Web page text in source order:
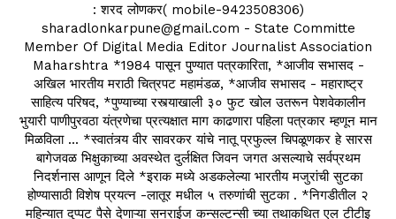
: शरद लोणकर( mobile-9423508306)
sharadlonkarpune@gmail.com - State Committe
Member Of Digital Media Editor Journalist Association
Maharshtra *1984 पासून पुण्यात पत्रकारिता, *आजीव सभासद -
अखिल भारतीय मराठी चित्रपट महामंडळ, *आजीव सभासद - महाराष्ट्र
साहित्य परिषद, *पुण्याच्या रस्त्याखाली ३० फुट खोल उतरून पेशवेकालीन
भुयारी पाणीपुरवठा यंत्रणेचा प्रत्यक्षात माग काढणारा पहिला पत्रकार म्हणून मान
मिळविला ... *स्वातंत्र्य वीर सावरकर यांचे नातू प्रफुल्ल चिपळूणकर हे सारस
बागेजवळ भिक्षुकाच्या अवस्थेत दुर्लक्षित जिवन जगत असल्याचे सर्वप्रथम
निदर्शनास आणून दिले *इराक मध्ये अडकलेल्या भारतीय मजुरांची सुटका
होण्यासाठी विशेष प्रयत्न -लातूर मधील ५ तरुणांची सुटका . *निगडीतील २
महिन्यात दुप्पट पैसे देणाऱ्या सनराईज कन्सल्टन्सी च्या तथाकथित एल टीटीइ